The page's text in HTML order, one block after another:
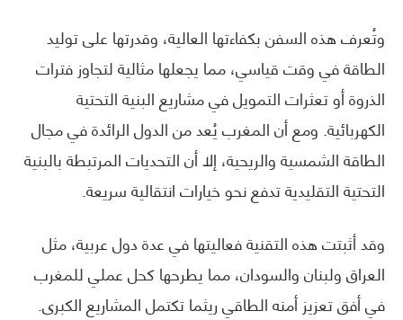
وتُعرف هذه السفن بكفاءتها العالية، وقدرتها على توليد
الطاقة في وقت قياسي، مما يجعلها مثالية لتجاوز فترات
الذروة أو تعثرات التمويل في مشاريع البنية التحتية
الكهربائية. ومع أن المغرب يُعد من الدول الرائدة في مجال
الطاقة الشمسية والريحية، إلا أن التحديات المرتبطة بالبنية
التحتية التقليدية تدفع نحو خيارات انتقالية سريعة.
وقد أثبتت هذه التقنية فعاليتها في عدة دول عربية، مثل
العراق ولبنان والسودان، مما يطرحها كحل عملي للمغرب
في أفق تعزيز أمنه الطاقي ريثما تكتمل المشاريع الكبرى.